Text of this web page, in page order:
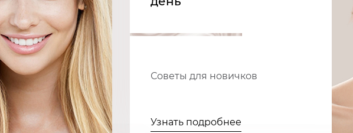
Советы для новичков
Узнать подробнее